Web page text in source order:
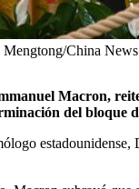
China
Macron,
del bloque